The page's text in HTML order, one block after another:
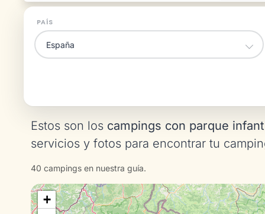
PAÍS
Estos son los campings con parque
servicios y fotos para encontrar tu
40 campings en nuestra guía.
+